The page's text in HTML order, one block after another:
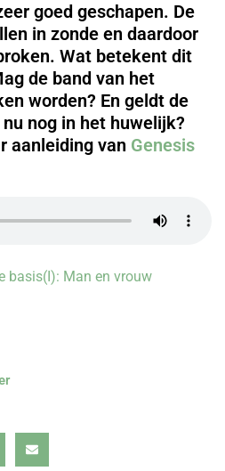
goed geschapen. De
in zonde en daardoor
Wat betekent dit
de band van het
worden? En geldt de
nog in het huwelijk?
aanleiding van Genesis
basis(I): Man en vrouw